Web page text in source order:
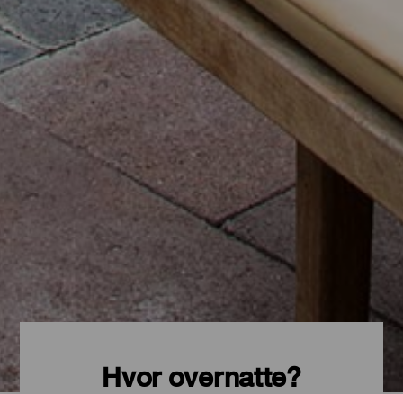
Hvor overnatte?